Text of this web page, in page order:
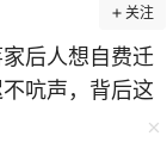
李柘远却拒绝
出了一套适合
搜索名校学霸
关注
后人想自费迁
吭声，背后这
不想动，是真